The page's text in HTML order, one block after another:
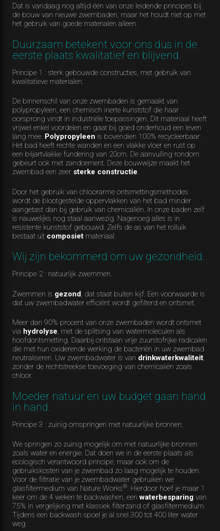
Dat is vandaag nog altijd één van onze leidende principes bij
de bouw van nieuwe zwembaden, maar het houdt niet op met
het gebruik van goede materialen alleen.
Duurzaam betekent voor ons dus in de
eerste plaats kwalitatief en blijvend.
Principe 1 : sterk gebouwde constructies, met gebruik van
kwalitatieve materialen.
De binnenschil van onze zwembaden is gemaakt van
polypropyleen, een chemisch inerte kunststof die haar
oorsprong vindt in industriële toepassingen. Dit materiaal heeft
vrijwel enkel voordelen en gaat bij goed onderhoud een leven
lang mee. Polypropyleen is bovendien 100% recycleerbaar.
Het bad heeft rechte wanden en een vlakke vloer en rust op
een biljartvlakke fundering van 20cm. De aanvulling rondom
gebeurt ook met zandcement. Deze bouwwijze maakt het
zwembad een zeer sterke constructie.
Door het gebruik van chloorarme ontsmettingsmethodes
wordt de blootgestelde oppervlakken van het bad minder
aangetast dan bij gebruik van chemicaliën. In onze baden zelf
is nauwelijks nog staal aanwezig. Nagenoeg alles is in
resistente kunststof gebouwd. Zelfs de as van het rolluik
bestaat uit composiet materiaal.
Wij zijn bekommerd om uw gezondheid.
Principe 2 : natuurlijk zwemmen.
Zwemmen is gezond, dat staat buiten kijf. Een voorwaarde is
dat uw zwembadwater efficiënt wordt gefilterd en ontsmet.
Meer dan 90% procent van onze zwembaden wordt ontsmet
via hydrolyse, met de splitsing van watermoleculen als
hoofdontsmetting. Daarbij ontstaan vrije zuurstofrijke radicalen
die met hun oxiderende werking de bacteriën in uw zwembad
neutraliseren. Uw zwembadwater is van drinkwaterkwaliteit,
zonder de rechtstreekse toevoeging van chemicaliën zoals
chloor.
Moeder natuur en uw budget gaan hand
in hand.
Principe 3 : zuinig omspringen met natuurlijke bronnen.
We springen zo zuinig mogelijk om met natuurlijke bronnen
zoals water en energie. Dat doen we in de eerste plaats als
ecologisch verantwoord principe, maar ook om de
gebruikskosten van je zwembad zo laag mogelijk te houden.
Voor de filtratie van je zwembadwater gebruiken we
glasfiltermedium van Nature Works®. Hierdoor hoef je maar 1
keer om de 4 weken te backwashen, eenwaterbesparing van
75% in vergelijking met klassiek filterzand of glasfiltermedium.
Tijdens een backwash spoel je al snel 300 tot 400 liter water
weg.